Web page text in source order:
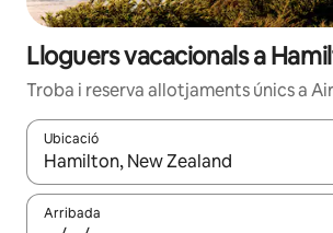
Lloguers vacacionals a
Troba i reserva allotjaments únics a
Ubicació
Quan els resultats estiguin disponibles,
Arribada